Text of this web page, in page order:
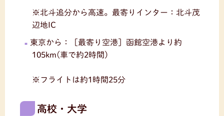
※北斗追分から高速。最寄りインター：北斗茂
辺地IC
東京から：［最寄り空港］函館空港より約
105km(車で約2時間)
※フライトは約1時間25分
高校・大学